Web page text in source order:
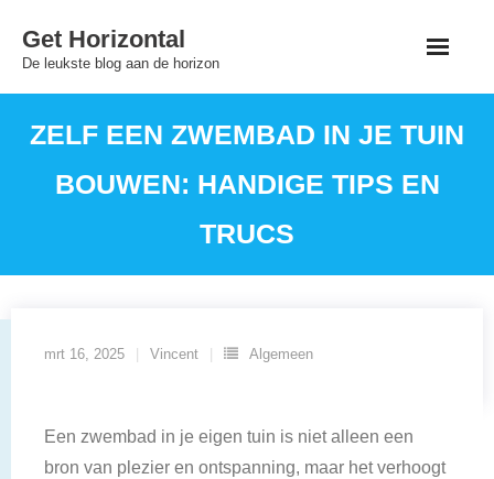
Get Horizontal
De leukste blog aan de horizon
ZELF EEN ZWEMBAD IN JE TUIN
BOUWEN: HANDIGE TIPS EN
TRUCS
mrt 16, 2025 Vincent Algemeen
Een zwembad in je eigen tuin is niet alleen een
bron van plezier en ontspanning, maar het verhoogt